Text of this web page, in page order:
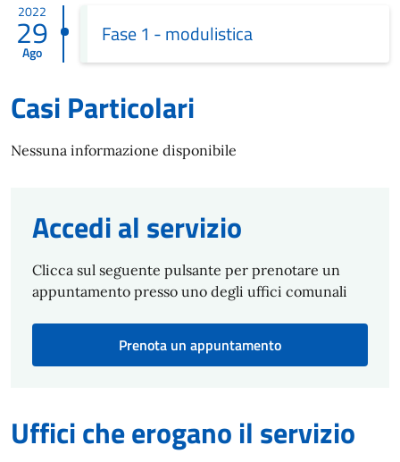
2022
29
Ago
Fase 1 - modulistica
Casi Particolari
Nessuna informazione disponibile
Accedi al servizio
Clicca sul seguente pulsante per prenotare un
appuntamento presso uno degli uffici comunali
Prenota un appuntamento
Uffici che erogano il servizio